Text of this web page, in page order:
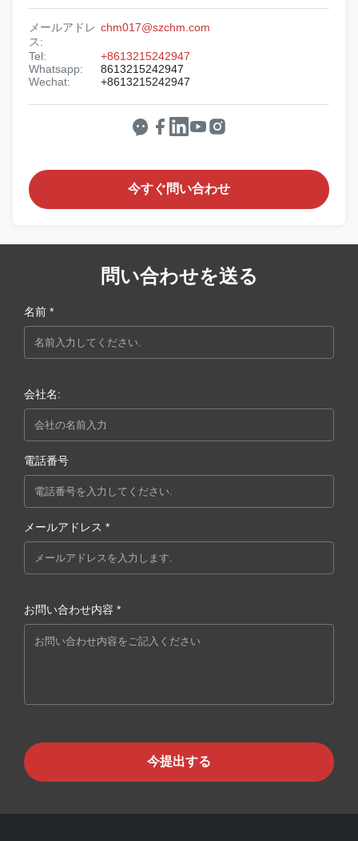
メールアドレ
ス:
chm017@szchm.com
Tel:
+8613215242947
Whatsapp:
8613215242947
Wechat:
+8613215242947
今すぐ問い合わせ
問い合わせを送る
名前 *
会社名:
電話番号
メールアドレス *
お問い合わせ内容 *
今提出する